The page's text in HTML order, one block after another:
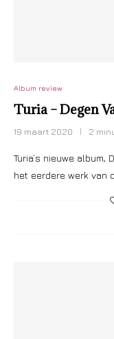
Album review
Turia – Degen
19 maart 2020 2
Turia’s nieuwe
het eerdere werk van